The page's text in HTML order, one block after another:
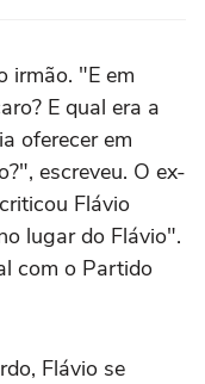
irmão. "E em
E qual era a
oferecer em
escreveu. O ex-
Flávio
lugar do Flávio".
com o Partido
Flávio se